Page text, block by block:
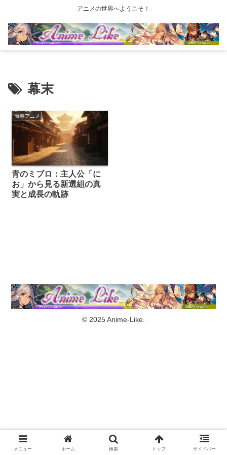
アニメの世界へようこそ！
幕末
青春アニメ
青のミブロ：主人公「に
お」から見る新選組の真
実と成長の軌跡
© 2025 Anime-Like.
メニュー ホーム 検索 トップ サイドバー